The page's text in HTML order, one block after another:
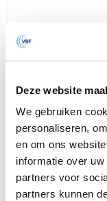
Deze website
We gebruiken
personaliseren,
en om ons
informatie over
partners voor
partners kunnen
VBUNAF
De VBUNAF is een
verwijdering van